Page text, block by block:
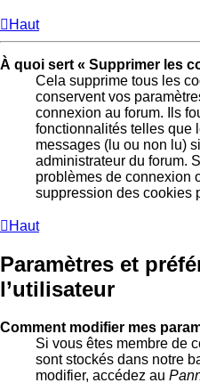
Haut
À quoi sert « Supprimer les
Cela supprime tous les
conservent vos
connexion au forum. Ils
fonctionnalités telles que
messages (lu ou non lu)
administrateur du forum.
problèmes de connexion
suppression des cookies
Haut
Paramètres et
l’utilisateur
Comment modifier mes
Si vous êtes membre de
sont stockés dans notre
modifier, accédez au